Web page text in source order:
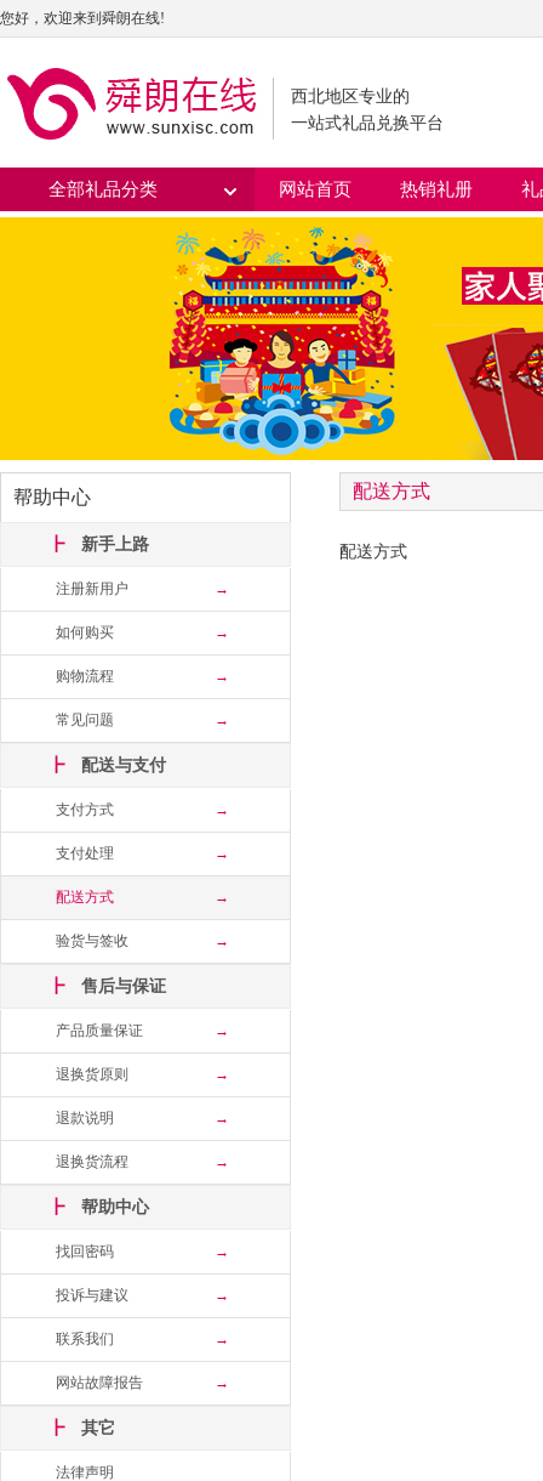
您好，欢迎来到舜朗在线!
西北地区专业的
一站式礼品兑换平台
全部礼品分类 网站首页 热销礼册 礼
帮助中心
┣新手上路
注册新用户 →
如何购买 →
购物流程 →
常见问题 →
┣配送与支付
支付方式 →
支付处理 →
配送方式 →
验货与签收 →
┣售后与保证
产品质量保证 →
退换货原则 →
退款说明 →
退换货流程 →
┣帮助中心
找回密码 →
投诉与建议 →
联系我们 →
网站故障报告 →
┣其它
法律声明
配送方式
配送方式